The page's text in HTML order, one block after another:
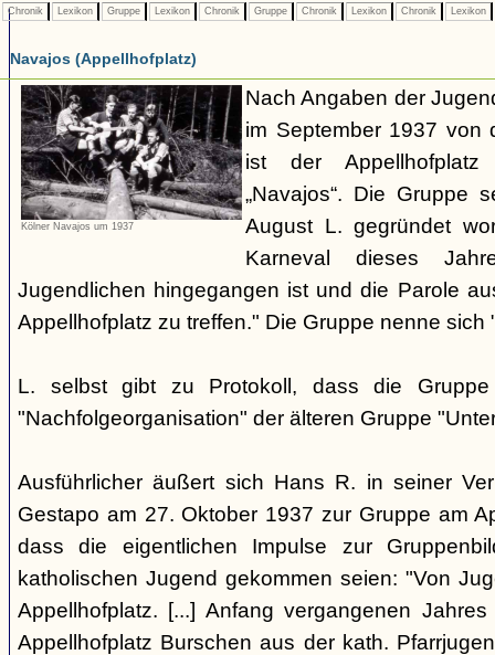
Chronik Lexikon Gruppe Lexikon Chronik Gruppe Chronik Lexikon Chronik Lexikon
Navajos (Appellhofplatz)
Kölner Navajos um 1937
Nach Angaben der
im September 1937 von
ist der
„Navajos“. Die Gruppe
August L. gegründet
Karneval dieses
Jugendlichen hingegangen ist und die Parole
Appellhofplatz zu treffen." Die Gruppe nenne sich
L. selbst gibt zu Protokoll, dass die Gruppe
"Nachfolgeorganisation" der älteren Gruppe
Ausführlicher äußert sich Hans R. in seiner
Gestapo am 27. Oktober 1937 zur Gruppe am
dass die eigentlichen Impulse zur
katholischen Jugend gekommen seien: "Von
Appellhofplatz. [...] Anfang vergangenen
Appellhofplatz Burschen aus der kath.